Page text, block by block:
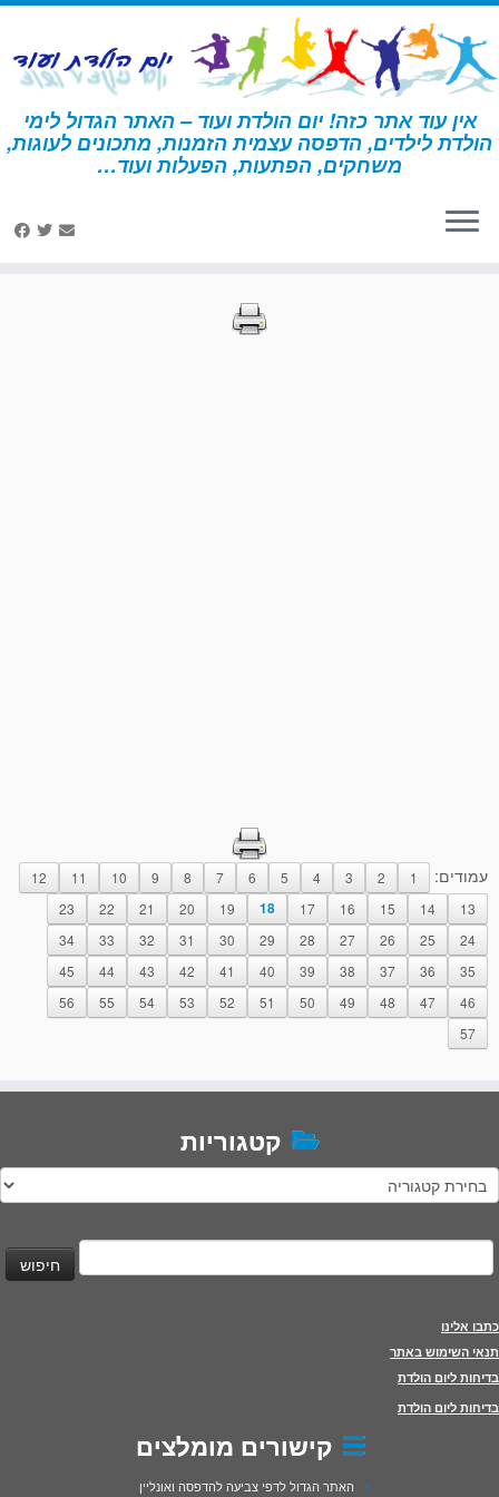
דלג
לתוכן
אין עוד אתר כזה! יום הולדת ועוד – האתר הגדול לימי
הולדת לילדים, הדפסה עצמית הזמנות, מתכונים לעוגות,
משחקים, הפתעות, הפעלות ועוד… דף הבית » הדפסות – הארי פוטר » עמוד 18
הדפסות – הארי פוטר
עמודים: 1
2
3
4
5
6
7
8
9
10
11
12
13
14
15
16
17
18
19
20
21
22
23
24
25
26
27
28
29
30
31
32
33
34
35
36
37
38
39
40
41
42
43
44
45
46
47
48
49
50
51
52
53
54
55
56
57
קטגוריות
קטגוריות
כתבו אלינו
תנאי השימוש באתר
בדיחות ליום הולדת
בדיחות ליום הולדת
קישורים מומלצים
האתר הגדול לדפי צביעה להדפסה ואונליין